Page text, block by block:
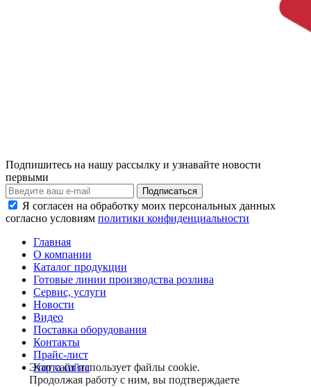
Подпишитесь на нашу рассылку и узнавайте новости
первыми
Я согласен на обработку моих персональных данных
согласно условиям политики конфиденциальности
Главная
О компании
Каталог продукции
Готовые линии производства розлива
Сервис, услуги
Новости
Видео
Поставка оборудования
Контакты
Прайс-лист
Карта сайта
Этот сайт использует файлы cookie.
Продолжая работу с ним, вы подтверждаете